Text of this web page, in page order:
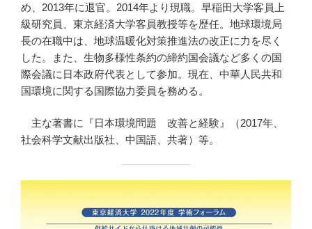
め、2013年に退官。2014年より現職。早稲田大学客員上
級研究員、東京経済大学客員教授等を歴任。地球環境局
長の在職中は、地球温暖化対策推進法の改正に力を尽く
した。また、生物多様性条約の締約国会議など多くの国
際会議に日本政府代表として参加。現在、中華人民共和
国環境に関する国際協力委員を務める。
主な著書に『日本環境問題 改善と経験』（2017年、
社会科学文献出版社、中国語、共著）等。